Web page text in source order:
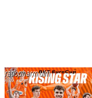
ratiopharm ulm